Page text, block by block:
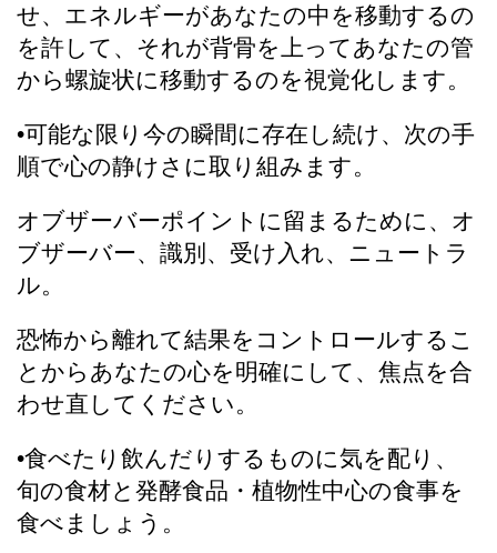
せ、エネルギーがあなたの中を移動するの
を許して、それが背骨を上ってあなたの管
から螺旋状に移動するのを視覚化します。
•可能な限り今の瞬間に存在し続け、次の手
順で心の静けさに取り組みます。
オブザーバーポイントに留まるために、オ
ブザーバー、識別、受け入れ、ニュートラ
ル。
恐怖から離れて結果をコントロールするこ
とからあなたの心を明確にして、焦点を合
わせ直してください。
•食べたり飲んだりするものに気を配り、
旬の食材と発酵食品・植物性中心の食事を
食べましょう。